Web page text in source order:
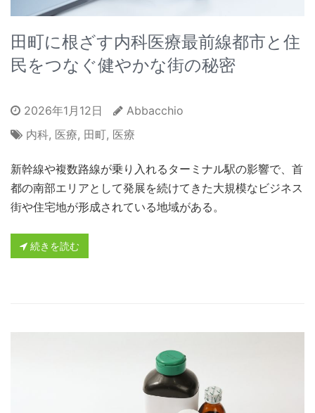
田町に根ざす内科医療最前線都市と住
民をつなぐ健やかな街の秘密
2026年1月12日
Abbacchio
内科, 医療, 田町, 医療
新幹線や複数路線が乗り入れるターミナル駅の影響で、首
都の南部エリアとして発展を続けてきた大規模なビジネス
街や住宅地が形成されている地域がある。
続きを読む